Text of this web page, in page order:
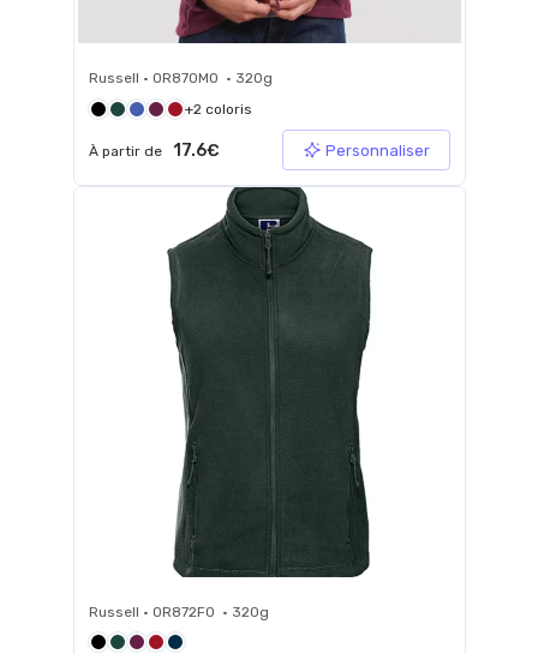
Russell • 0R870M0 • 320g
+2 coloris
À partir de 17.6€ Personnaliser
Russell • 0R872F0 • 320g